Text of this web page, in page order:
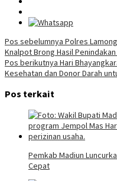
Navigasi
pos
Pos sebelumnya Polres
Knalpot Brong Hasil Penindakan
Pos berikutnya Hari
Kesehatan dan Donor Darah
Pos terkait
Pemkab Madiun
Cepat